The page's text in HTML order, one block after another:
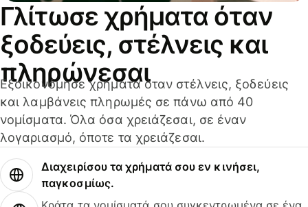
Γλίτωσε χρήματα όταν
ξοδεύεις, στέλνεις και
πληρώνεσαι
Εξοικονόμησε χρήματα όταν στέλνεις, ξοδεύεις
και λαμβάνεις πληρωμές σε πάνω από 40
νομίσματα. Όλα όσα χρειάζεσαι, σε έναν
λογαριασμό, όποτε τα χρειάζεσαι.
Διαχειρίσου τα χρήματά σου εν κινήσει,
παγκοσμίως.